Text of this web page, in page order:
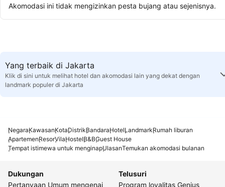
Akomodasi ini tidak mengizinkan pesta bujang atau sejenisnya.
Yang terbaik di Jakarta
Klik di sini untuk melihat hotel dan akomodasi lain yang dekat dengan
landmark populer di Jakarta
NegaraKawasanKotaDistrikBandaraHotelLandmarkRumah liburan
ApartemenResorVilaHostelB&BGuest House
Tempat istimewa untuk menginapUlasanTemukan akomodasi bulanan
Dukungan
Pertanyaan Umum mengenai
Telusuri
Program loyalitas Genius